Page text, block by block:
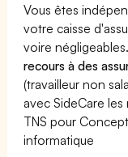
Vous êtes
votre caisse
voire
recours à des
(travailleur non
avec SideCare
TNS pour
informatique